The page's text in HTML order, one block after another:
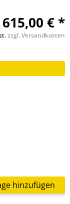
615,00 € *
zzgl. Versandkosten
hinzufügen